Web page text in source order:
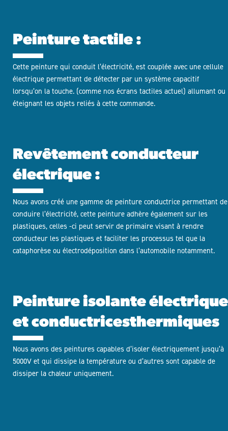
Peinture tactile :
Cette peinture qui conduit l’électricité, est couplée avec une cellule
électrique permettant de détecter par un système capacitif
lorsqu’on la touche. (comme nos écrans tactiles actuel) allumant ou
éteignant les objets reliés à cette commande.
Revêtement conducteur
électrique :
Nous avons créé une gamme de peinture conductrice permettant de
conduire l’électricité, cette peinture adhère également sur les
plastiques, celles -ci peut servir de primaire visant à rendre
conducteur les plastiques et faciliter les processus tel que la
cataphorèse ou électrodéposition dans l’automobile notamment.
Peinture isolante électrique
et conductricesthermiques
Nous avons des peintures capables d’isoler électriquement jusqu’à
5000V et qui dissipe la température ou d’autres sont capable de
dissiper la chaleur uniquement.